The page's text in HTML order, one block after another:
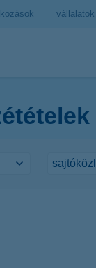
vállalatok